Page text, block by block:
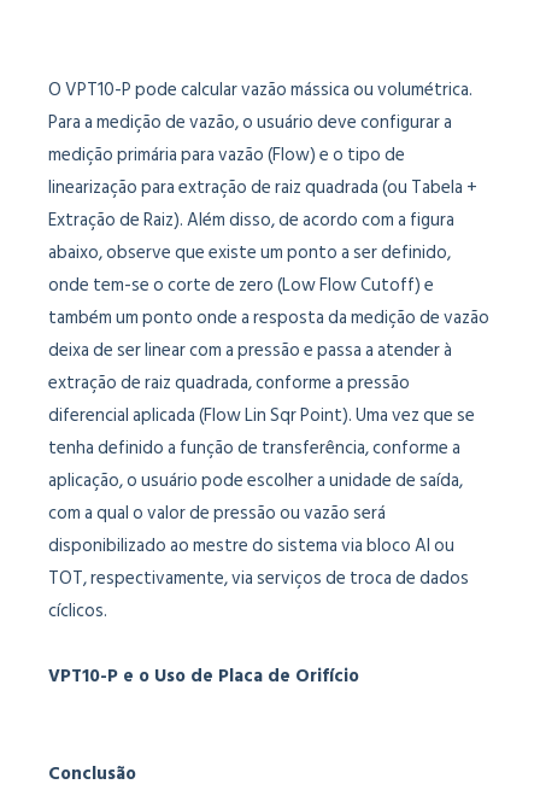
O VPT10-P pode calcular vazão mássica ou volumétrica.
Para a medição de vazão, o usuário deve configurar a
medição primária para vazão (Flow) e o tipo de
linearização para extração de raiz quadrada (ou Tabela +
Extração de Raiz). Além disso, de acordo com a figura
abaixo, observe que existe um ponto a ser definido,
onde tem-se o corte de zero (Low Flow Cutoff) e
também um ponto onde a resposta da medição de vazão
deixa de ser linear com a pressão e passa a atender à
extração de raiz quadrada, conforme a pressão
diferencial aplicada (Flow Lin Sqr Point). Uma vez que se
tenha definido a função de transferência, conforme a
aplicação, o usuário pode escolher a unidade de saída,
com a qual o valor de pressão ou vazão será
disponibilizado ao mestre do sistema via bloco AI ou
TOT, respectivamente, via serviços de troca de dados
cíclicos.
VPT10-P e o Uso de Placa de Orifício
Conclusão